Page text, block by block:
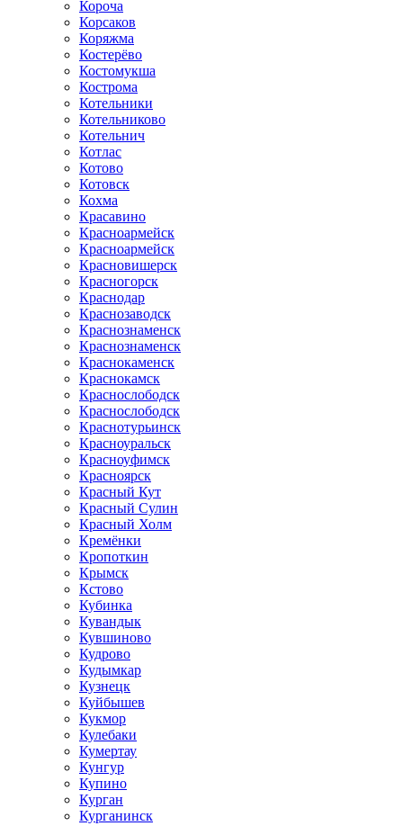
Короча
Корсаков
Коряжма
Костерёво
Костомукша
Кострома
Котельники
Котельниково
Котельнич
Котлас
Котово
Котовск
Кохма
Красавино
Красноармейск
Красноармейск
Красновишерск
Красногорск
Краснодар
Краснозаводск
Краснознаменск
Краснознаменск
Краснокаменск
Краснокамск
Краснослободск
Краснослободск
Краснотурьинск
Красноуральск
Красноуфимск
Красноярск
Красный Кут
Красный Сулин
Красный Холм
Кремёнки
Кропоткин
Крымск
Кстово
Кубинка
Кувандык
Кувшиново
Кудрово
Кудымкар
Кузнецк
Куйбышев
Кукмор
Кулебаки
Кумертау
Кунгур
Купино
Курган
Курганинск